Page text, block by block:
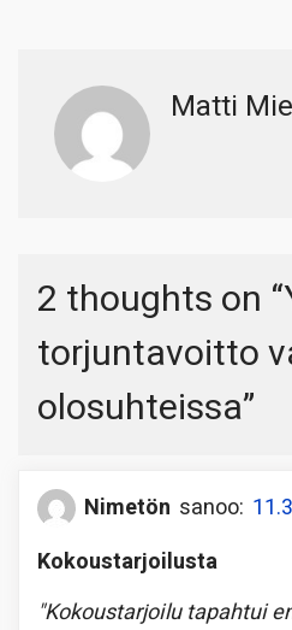
Matti
2 thoughts on “
torjuntavoitto
olosuhteissa”
Nimetön sanoo:
Kokoustarjoilusta
"Kokoustarjoilu tapahtui